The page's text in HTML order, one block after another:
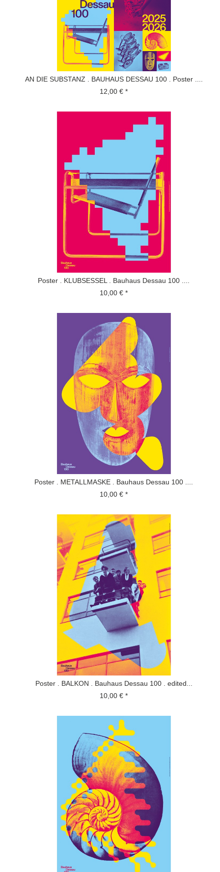
AN DIE SUBSTANZ . BAUHAUS DESSAU 100 . Poster ....
12,00 € *
Poster . KLUBSESSEL . Bauhaus Dessau 100 ....
10,00 € *
Poster . METALLMASKE . Bauhaus Dessau 100 ....
10,00 € *
Poster . BALKON . Bauhaus Dessau 100 . edited...
10,00 € *